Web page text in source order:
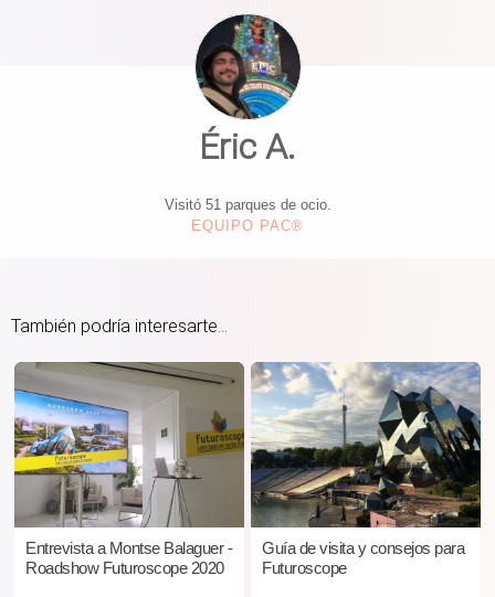
Éric A.
Visitó 51 parques de ocio.
EQUIPO PAC®
También podría interesarte...
Entrevista a Montse Balaguer -
Roadshow Futuroscope 2020
Guía de visita y consejos para
Futuroscope